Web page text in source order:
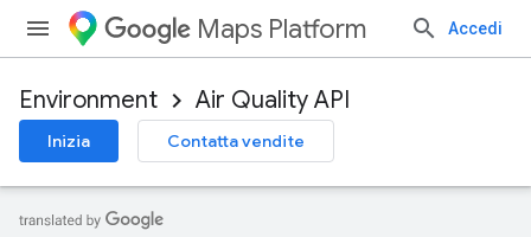
Maps Platform Accedi
Environment Air Quality API
Inizia Contatta vendite